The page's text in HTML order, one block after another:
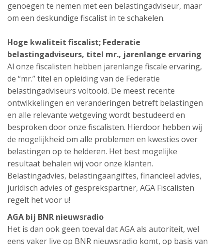
genoegen te nemen met een belastingadviseur, maar
om een deskundige fiscalist in te schakelen.
Hoge kwaliteit fiscalist; Federatie
belastingadviseurs, titel mr., jarenlange ervaring
Al onze fiscalisten hebben jarenlange fiscale ervaring,
de “mr.” titel en opleiding van de Federatie
belastingadviseurs voltooid. De meest recente
ontwikkelingen en veranderingen betreft belastingen
en alle relevante wetgeving wordt bestudeerd en
besproken door onze fiscalisten. Hierdoor hebben wij
de mogelijkheid om alle problemen en kwesties over
belastingen op te helderen. Het best mogelijke
resultaat behalen wij voor onze klanten.
Belastingadvies, belastingaangiftes, financieel advies,
juridisch advies of gesprekspartner, AGA Fiscalisten
regelt het voor u!
AGA bij BNR nieuwsradio
Het is dan ook geen toeval dat AGA als autoriteit, wel
eens vaker live op BNR nieuwsradio komt, op basis van